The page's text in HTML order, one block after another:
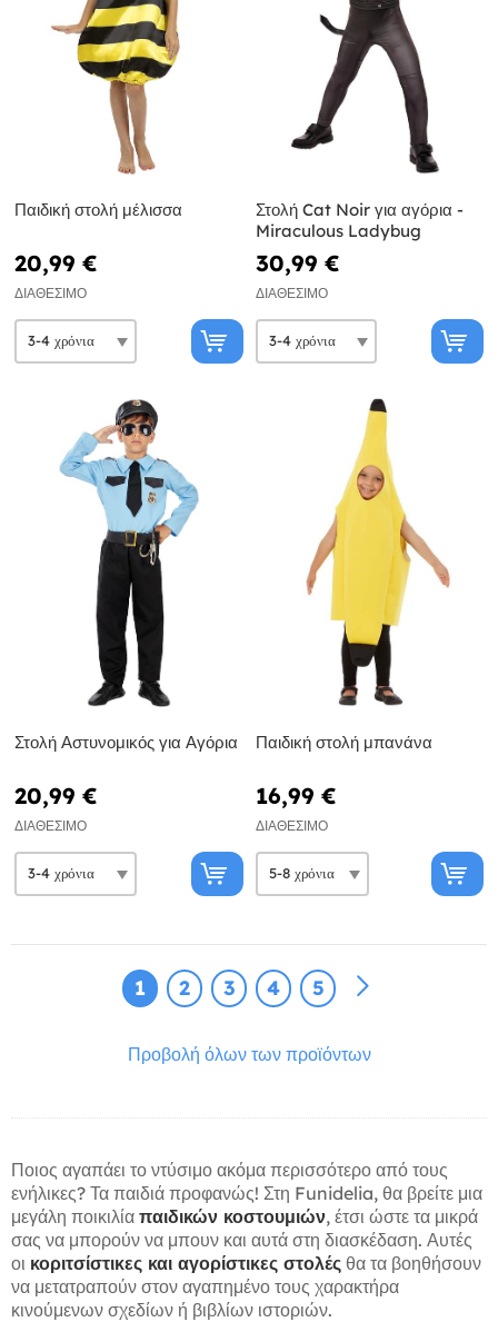
Παιδική στολή μέλισσα
20,99 €
ΔΙΑΘΈΣΙΜΟ
Στολή Cat Noir για αγόρια -
Miraculous Ladybug
30,99 €
ΔΙΑΘΈΣΙΜΟ
Στολή Αστυνομικός για Αγόρια
20,99 €
ΔΙΑΘΈΣΙΜΟ
Παιδική στολή μπανάνα
16,99 €
ΔΙΑΘΈΣΙΜΟ
1 2 3 4 5
Προβολή όλων των προϊόντων
Ποιος αγαπάει το ντύσιμο ακόμα περισσότερο από τους
ενήλικες? Τα παιδιά προφανώς! Στη Funidelia, θα βρείτε μια
μεγάλη ποικιλία παιδικών κοστουμιών, έτσι ώστε τα μικρά
σας να μπορούν να μπουν και αυτά στη διασκέδαση. Αυτές
οι κοριτσίστικες και αγορίστικες στολές θα τα βοηθήσουν
να μετατραπούν στον αγαπημένο τους χαρακτήρα
κινούμενων σχεδίων ή βιβλίων ιστοριών.